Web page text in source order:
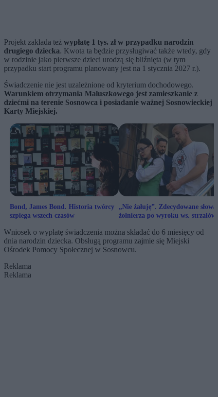
Projekt zakłada też wypłatę 1 tys. zł w przypadku narodzin
drugiego dziecka. Kwota ta będzie przysługiwać także wtedy, gdy
w rodzinie jako pierwsze dzieci urodzą się bliźnięta (w tym
przypadku start programu planowany jest na 1 stycznia 2027 r.).
Świadczenie nie jest uzależnione od kryterium dochodowego.
Warunkiem otrzymania Maluszkowego jest zamieszkanie z
dziećmi na terenie Sosnowca i posiadanie ważnej Sosnowieckiej
Karty Miejskiej.
Bond, James Bond. Historia twórcy
szpiega wszech czasów
„Nie żałuję”. Zdecydowane słowa
żołnierza po wyroku ws. strzałów
Wniosek o wypłatę świadczenia można składać do 6 miesięcy od
dnia narodzin dziecka. Obsługą programu zajmie się Miejski
Ośrodek Pomocy Społecznej w Sosnowcu.
Reklama
Reklama